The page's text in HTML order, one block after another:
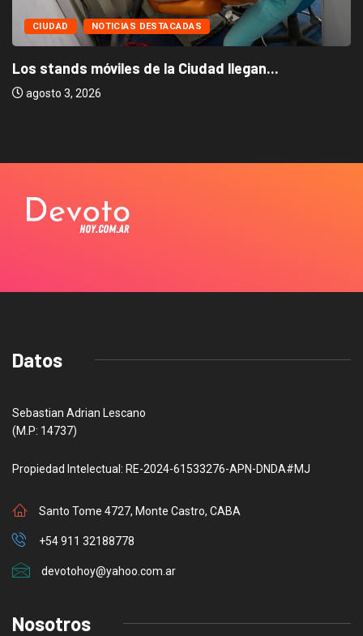
CIUDAD NOTICIAS DESTACADAS
Los stands móviles de la Ciudad llegan...
agosto 3, 2026
Datos
Sebastian Adrian Lescano
(M.P: 14737)
Propiedad Intelectual: RE-2024-61533276-APN-DNDA#MJ
Santo Tome 4727, Monte Castro, CABA
+54 911 32188778
devotohoy@yahoo.com.ar
Nosotros